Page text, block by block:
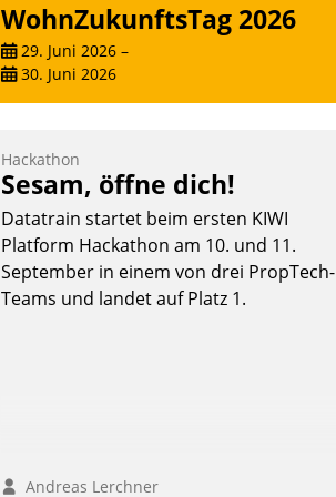
WohnZukunftsTag 2026
29. Juni 2026 –
30. Juni 2026
Hackathon
Sesam, öffne dich!
Datatrain startet beim ersten KIWI
Platform Hackathon am 10. und 11.
September in einem von drei PropTech-
Teams und landet auf Platz 1.
Andreas Lerchner